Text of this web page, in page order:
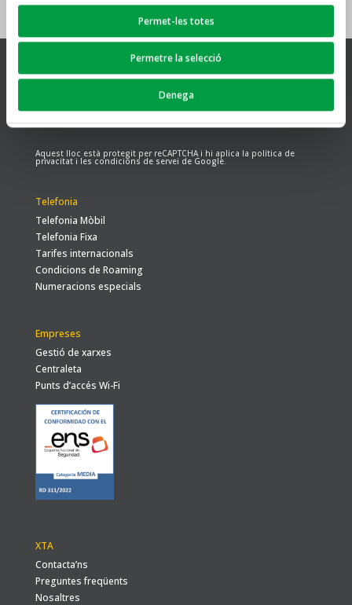
Permet-les totes
Permetre la selecció
Denega
Internet
Radiofreqüència
Aquest lloc està protegit per reCAPTCHA i hi aplica la política de
privacitati les condicions de servei de Google.
Telefonia
Telefonia Mòbil
Telefonia Fixa
Tarifes internacionals
Condicions de Roaming
Numeracions especials
Empreses
Gestió de xarxes
Centraleta
Punts d’accés Wi-Fi
XTA
Contacta’ns
Preguntes freqüents
Nosaltres